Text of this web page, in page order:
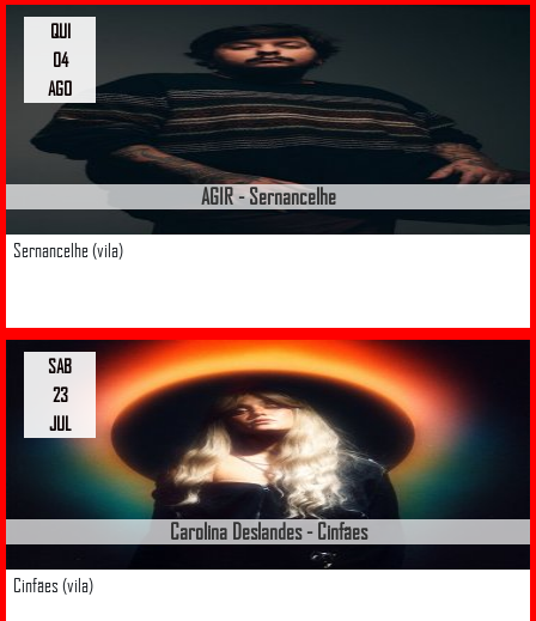
AGIR - Sernancelhe
Sernancelhe (vila)
QUI
04
AGO
Carolina Deslandes - Cinfães
Cinfães (vila)
SAB
23
JUL